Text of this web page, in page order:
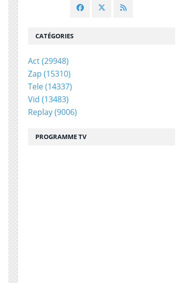
CATÉGORIES
Act(29948)
Zap (15310)
Tele(14337)
Vid (13483)
Replay(9006)
PROGRAMME TV